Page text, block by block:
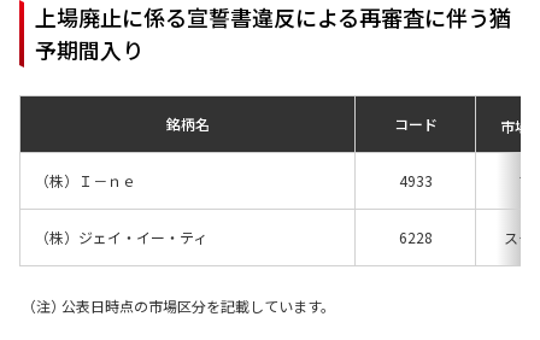
上場廃止に係る宣誓書違反による再審査に伴う猶
予期間入り
銘柄名 コード 市場
（株）Ｉ－ｎｅ 4933 プ
（株）ジェイ・イー・ティ 6228 スタ
公表日時点の市場区分を記載しています。